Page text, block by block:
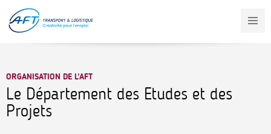
contenu
principal
ORGANISATION DE L'AFT
Le Département des Etudes et des
Projets